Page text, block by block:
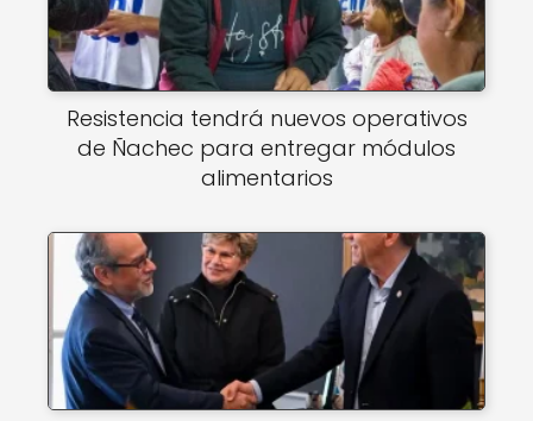
Resistencia tendrá nuevos operativos
de Ñachec para entregar módulos
alimentarios